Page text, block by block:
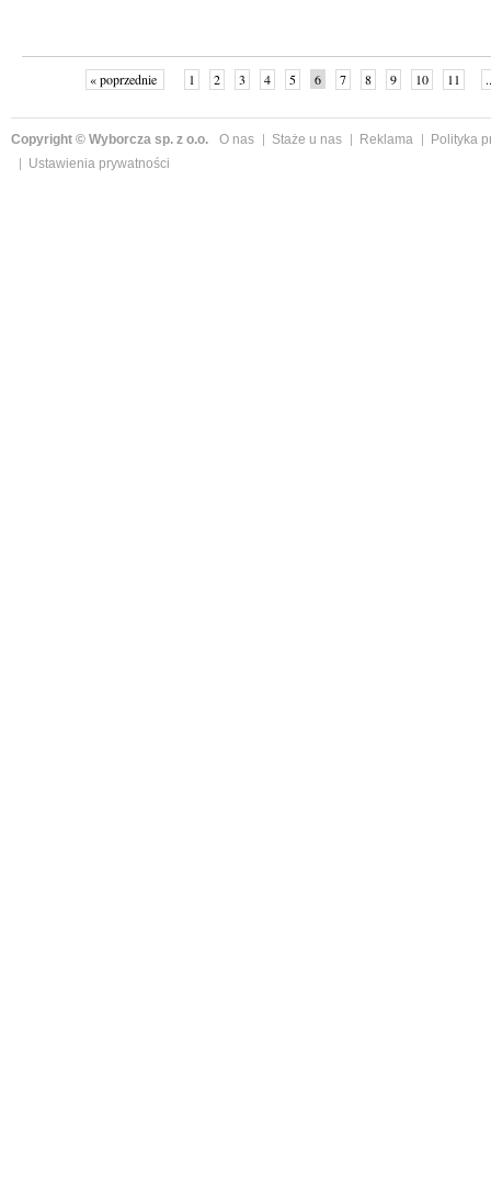
« poprzednie 1 2 3 4 5 6 7 8 9 10 11
Copyright © Wyborcza sp. z o.o. O nas Staże u nas Reklama
Polityka
Ustawienia prywatności